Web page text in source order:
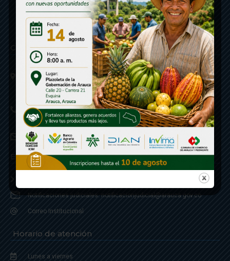
Contáctenos
Calle 20 - Carrera 21 Esquina
Código postal 810001
Linea de Servicio a la Ciudadania: 57- 6078851946
Linea Anticorrupción: 607885 3374
correspondencia: archivogeneral@arauca.gov.co
Enlaces
Notificaciones judiciales: notificacionjudicial@arauca.gov.co
Correo Institucional
Horario de atención
Lunes a viernes